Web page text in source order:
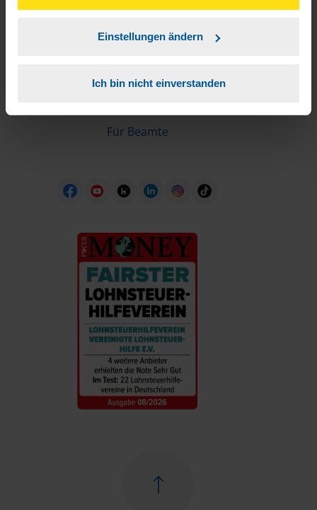
unserer
Einstellungen ändern
Ich bin nicht einverstanden
Die erste Steuererklärung
Für Azubis
Für Beamte